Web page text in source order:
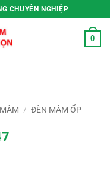
CHUYÊN NGHIỆP
0
/ ĐÈN MÂM ỐP